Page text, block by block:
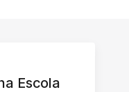
Escola